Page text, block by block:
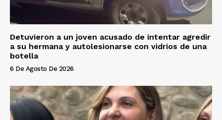
Detuvieron a un joven acusado de intentar agredir
a su hermana y autolesionarse con vidrios de una
botella
6 De Agosto De 2026